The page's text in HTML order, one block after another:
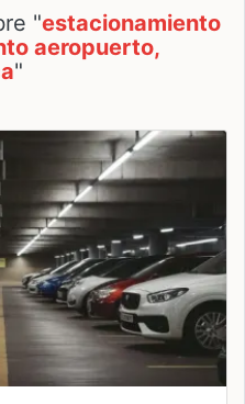
"estacionamiento
aeropuerto,
"